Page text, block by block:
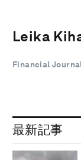
Leika
Financial
最新記事